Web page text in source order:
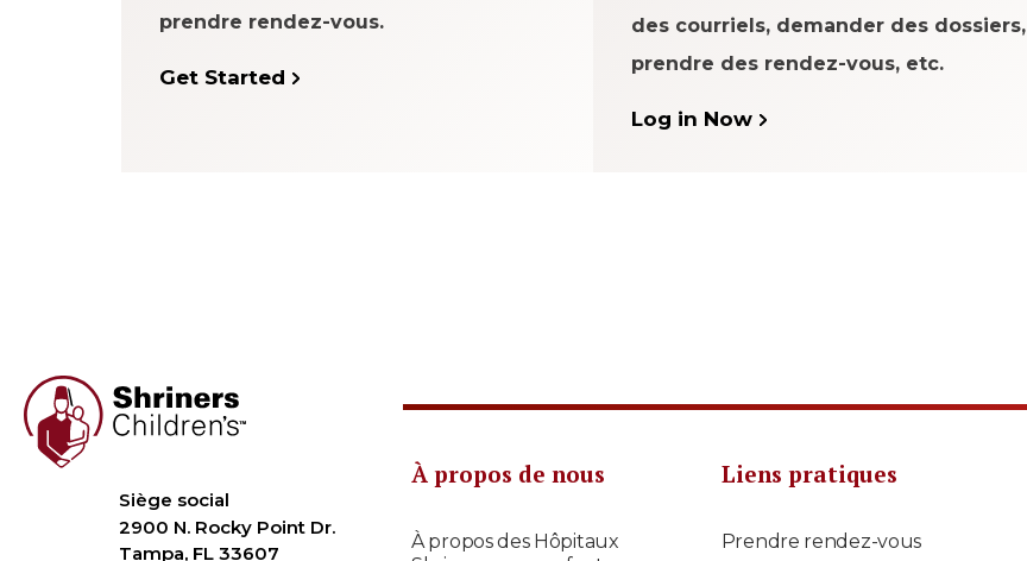
prendre rendez-vous.
Get Started
des courriels, demander des dossiers,
prendre des rendez-vous, etc.
Log in Now
Siège social
2900 N. Rocky Point Dr.
Tampa, FL 33607
À propos de nous
À propos des Hôpitaux
Liens pratiques
Prendre rendez-vous